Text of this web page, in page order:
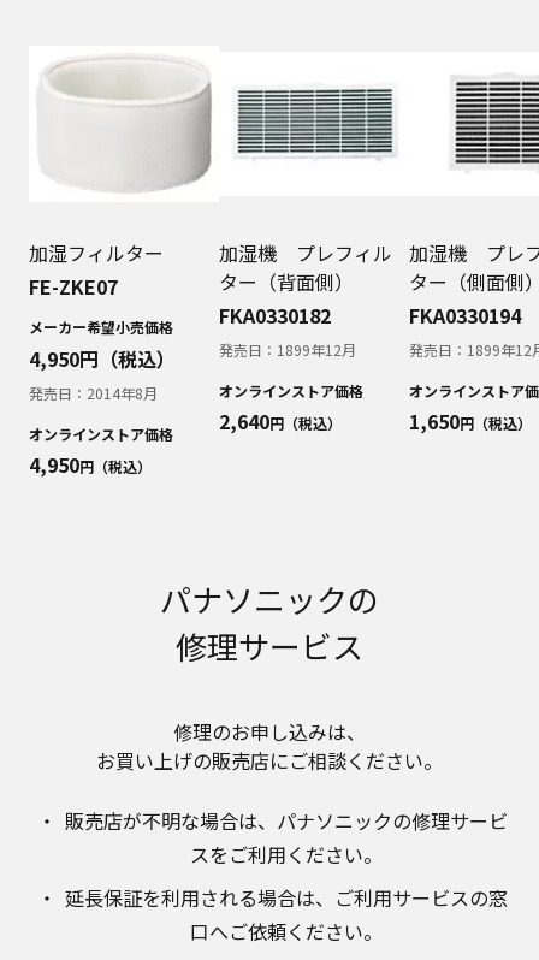
に提供しません。お問い合わせは、ご相談された
窓口にご連絡ください。
なお、本ウェブサイトに公開されている取扱説明
書は、原則として商品が発売された当初のものを
掲載しています。したがいまして、会社名やお客
様ご相談窓口の連絡先などが変更されている場合
いる説明書の記載内容と、お客様がお持ちの商品
の仕様がその後のマイナーチェンジにより、異な
る場合があります。本ウェブサイトに公開されて
いる取扱説明書の内容とお手持ちの商品の仕様に
相違がある場合は、ご購入店、お近くの当社商品
の取扱店、または当社サービス会社に直接お問い
合わせください。また、商品に同梱される取扱説
明書が改訂されている場合、当社の選択により、
ウェブサイトに掲載する場合もあります。ただ
商品には、取扱説明書を補足する操作ガイドなど
の印刷物が同梱されていることがありますが、本
ウェブサイトではそれらの印刷物は公開しており
ませんことをご了承ください。
商品ご使用時の安全上のご注意については、取扱
説明書に記載または別途同梱の別紙にてお客様に
にて提供している情報は公開しておりません。
取扱説明書中に記載する安全上のご注意は、法的
規制などの変化に応じて変更する場合がありま
す。お手持ちの商品に関し、本ウェブサイトに公
開されている取扱説明書に記載の安全上のご注意
についてのご質問等がありましたら、ご購入店、
加湿フィルター
FE-ZKE07
メーカー希望小売価格
4,950円（税込）
発売日： 2014年8月
オンラインストア価格
4,950円（税込）
加湿機 プレフィル
ター（背面側）
FKA0330182
発売日： 1899年12月
オンラインストア価格
2,640円（税込）
加湿機 プレ
ター（側面側
FKA0330194
発売日： 1899年12
オンラインストア
1,650円（税込）
パナソニックの
修理サービス
修理のお申し込みは、​
お買い上げの販売店にご相談ください。​
販売店が不明な場合は、​パナソニックの修理サービ
スをご利用ください。​
延長保証を利用される場合は、​ご利用サービスの窓
口へご依頼ください。